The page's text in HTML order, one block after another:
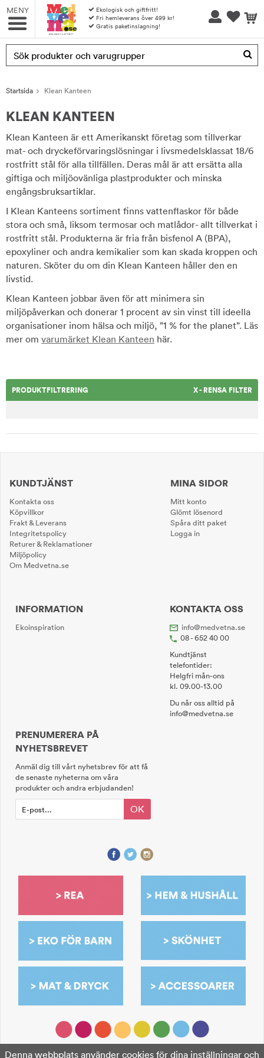
MENY
Ekologisk och giftfritt!
Fri hemleverans över 499 kr!
Gratis paketinslagning!
Produkten har blivit tillagd i varukorgen
Startsida Klean Kanteen
KLEAN KANTEEN
Klean Kanteen är ett Amerikanskt företag som tillverkar
mat- och dryckeförvaringslösningar i livsmedelsklassat 18/6
rostfritt stål för alla tillfällen. Deras mål är att ersätta alla
giftiga och miljöovänliga plastprodukter och minska
engångsbruksartiklar.
I Klean Kanteens sortiment finns vattenflaskor för både
stora och små, liksom termosar och matlådor- allt tillverkat i
rostfritt stål. Produkterna är fria från bisfenol A (BPA),
epoxyliner och andra kemikalier som kan skada kroppen och
naturen. Sköter du om din Klean Kanteen håller den en
livstid.
Klean Kanteen jobbar även för att minimera sin
miljöpåverkan och donerar 1 procent av sin vinst till ideella
organisationer inom hälsa och miljö, ”1 % for the planet”. Läs
mer om varumärket Klean Kanteen här.
PRODUKTFILTRERING X - RENSA FILTER
KUNDTJÄNST
Kontakta oss
Köpvillkor
Frakt & Leverans
Integritetspolicy
Returer & Reklamationer
Miljöpolicy
Om Medvetna.se
MINA SIDOR
Mitt konto
Glömt lösenord
Spåra ditt paket
Logga in
INFORMATION
Ekoinspiration
KONTAKTA OSS
info@medvetna.se
08 - 652 40 00
Kundtjänst
telefontider:
Helgfri mån-ons
kl. 09.00-13.00
Du når oss alltid på
info@medvetna.se
PRENUMERERA PÅ
NYHETSBREVET
Anmäl dig till vårt nyhetsbrev för att få
de senaste nyheterna om våra
produkter och andra erbjudanden!
OK
Denna webbplats använder cookies för dina inställningar och